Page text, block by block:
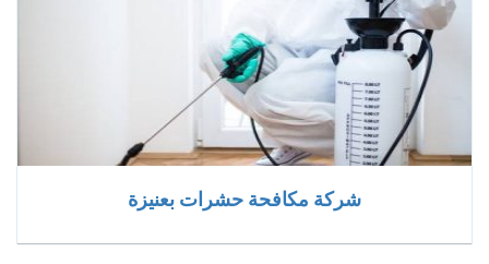
شركة مكافحة حشرات بعنيزة